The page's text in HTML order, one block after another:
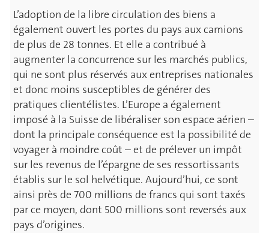
L’adoption de la libre circulation des biens a
également ouvert les portes du pays aux camions
de plus de 28 tonnes. Et elle a contribué à
augmenter la concurrence sur les marchés publics,
qui ne sont plus réservés aux entreprises nationales
et donc moins susceptibles de générer des
pratiques clientélistes. L’Europe a également
imposé à la Suisse de libéraliser son espace aérien –
dont la principale conséquence est la possibilité de
voyager à moindre coût – et de prélever un impôt
sur les revenus de l’épargne de ses ressortissants
établis sur le sol helvétique. Aujourd’hui, ce sont
ainsi près de 700 millions de francs qui sont taxés
par ce moyen, dont 500 millions sont reversés aux
pays d’origines.